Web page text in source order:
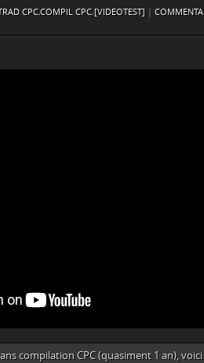
CPC,COMPIL CPC,[VIDEOTEST]
compilation CPC (quasiment 1 an),